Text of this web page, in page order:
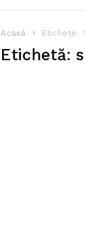
Acasă Etichete
Etichetă: